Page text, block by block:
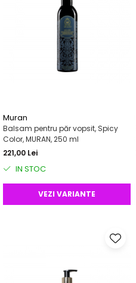
Muran
Balsam pentru păr vopsit, Spicy
Color, MURAN, 250 ml
221,00 Lei
IN STOC
VEZI VARIANTE